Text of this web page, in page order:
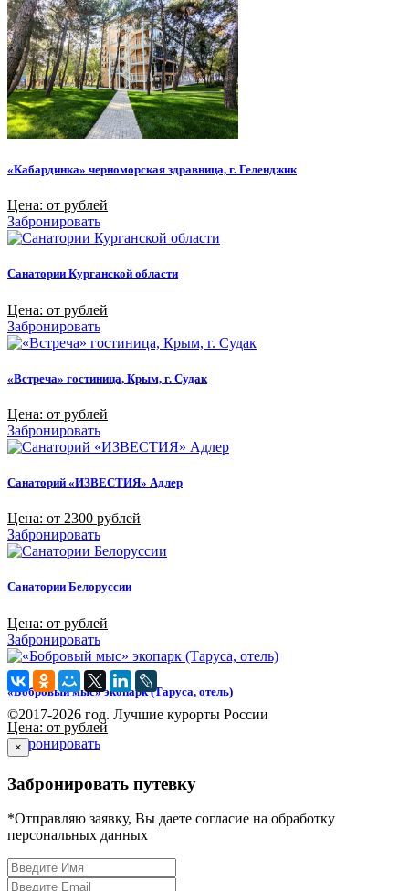
«Кабардинка» черноморская здравница, г. Геленджик
Цена: от рублей
Забронировать
Санатории Курганской области
Цена: от рублей
Забронировать
«Встреча» гостиница, Крым, г. Судак
Цена: от рублей
Забронировать
Санаторий «ИЗВЕСТИЯ» Адлер
Цена: от 2300 рублей
Забронировать
Санатории Белоруссии
Цена: от рублей
Забронировать
«Бобровый мыс» экопарк (Таруса, отель)
Цена: от рублей
Забронировать
©2017-2026 год. Лучшие курорты России
×
Забронировать путевку
*Отправляю заявку, Вы даете согласие на обработку
персональных данных